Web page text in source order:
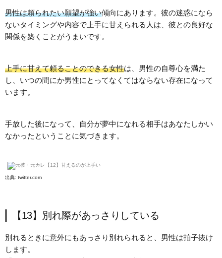
男性は頼られたい願望が強い傾向にあります。彼の迷惑になら
ないタイミングや内容で上手に甘えられる人は、彼との良好な
関係を築くことがうまいです。
上手に甘えて頼ることのできる女性は、男性の自尊心を満た
し、いつの間にか男性にとってなくてはならない存在になって
います。
手放した後になって、自分が夢中になれる相手はあなたしかい
なかったということに気づきます。
出典: twitter.com
【13】別れ際があっさりしている
別れるときに意外にもあっさり別れられると、男性は拍子抜け
します。